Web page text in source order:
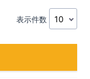
表示件数